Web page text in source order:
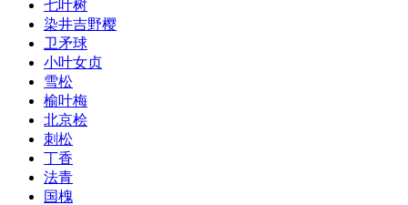
七叶树
染井吉野樱
卫矛球
小叶女贞
雪松
榆叶梅
北京桧
刺松
丁香
法青
国槐